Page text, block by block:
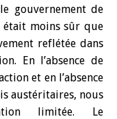
gouvernement de
moins sûr que
reflétée dans
En l’absence de
et en l’absence
austéritaires, nous
limitée. Le